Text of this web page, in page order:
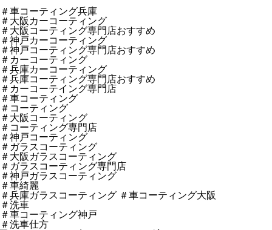
＃車コーティング兵庫
＃大阪カーコーティング
＃大阪コーティング専門店おすすめ
＃神戸カーコーティング
＃神戸コーティング専門店おすすめ
＃カーコーティング
＃兵庫カーコーティング
＃兵庫コーティング専門店おすすめ
＃カーコーテイング専門店
＃車コーティング
＃コーティング
＃大阪コーティング
＃コーティング専門店
＃神戸コーティング
＃ガラスコーティング
＃大阪ガラスコーティング
＃ガラスコーティング専門店
＃神戸ガラスコーティング
＃車綺麗
＃兵庫ガラスコーティング ＃車コーティング大阪
＃洗車
＃車コーティング神戸
＃洗車仕方